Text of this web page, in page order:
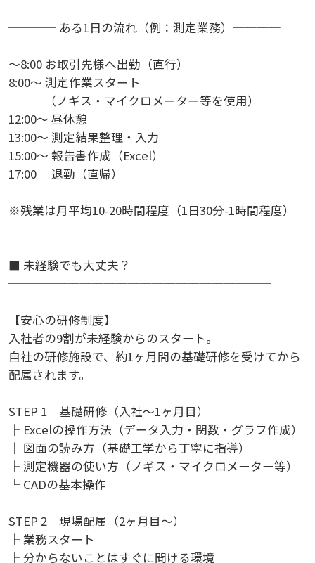
──── ある1日の流れ（例：測定業務）────
～8:00 お取引先様へ出勤（直行）
8:00～ 測定作業スタート
（ノギス・マイクロメーター等を使用）
12:00～ 昼休憩
13:00～ 測定結果整理・入力
15:00～ 報告書作成（Excel）
17:00 退勤（直帰）
※残業は月平均10-20時間程度（1日30分-1時間程度）
──────────────────────
■ 未経験でも大丈夫？
──────────────────────
【安心の研修制度】
入社者の9割が未経験からのスタート。
自社の研修施設で、約1ヶ月間の基礎研修を受けてから
配属されます。
STEP 1｜基礎研修（入社～1ヶ月目）
├ Excelの操作方法（データ入力・関数・グラフ作成）
├ 図面の読み方（基礎工学から丁寧に指導）
├ 測定機器の使い方（ノギス・マイクロメーター等）
└ CADの基本操作
STEP 2｜現場配属（2ヶ月目～）
├ 業務スタート
├ 分からないことはすぐに聞ける環境